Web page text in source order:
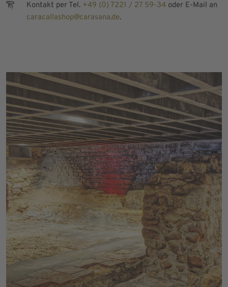
Kontakt per Tel. +49 (0) 7221 / 27 59-34 oder E-Mail an
caracallashop@carasana.de.